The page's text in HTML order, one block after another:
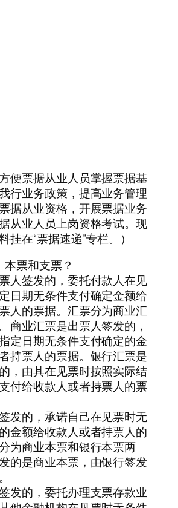
便票据从业人员掌握票据基
行业务政策，提高业务管理
据从业资格，开展票据业务
从业人员上岗资格考试。现
挂在“票据速递”专栏。）
本票和支票？
人签发的，委托付款人在见
日期无条件支付确定金额给
人的票据。汇票分为商业汇
商业汇票是出票人签发的，
定日期无条件支付确定的金
持票人的票据。银行汇票是
，由其在见票时按照实际结
付给收款人或者持票人的票
发的，承诺自己在见票时无
金额给收款人或者持票人的
为商业本票和银行本票两
的是商业本票，由银行签发
发的，委托办理支票存款业